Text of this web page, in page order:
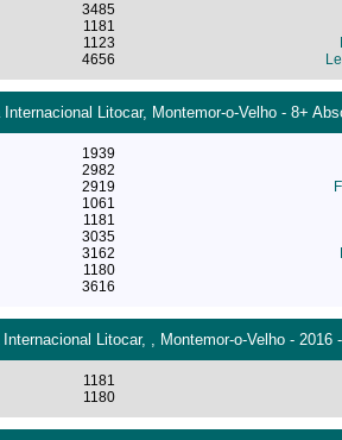
3485
1181
1123
4656
Internacional Litocar, Montemor-o-Velho - 8+
1939
2982
2919
1061
1181
3035
3162
1180
3616
Internacional Litocar, , Montemor-o-Velho -
1181
1180